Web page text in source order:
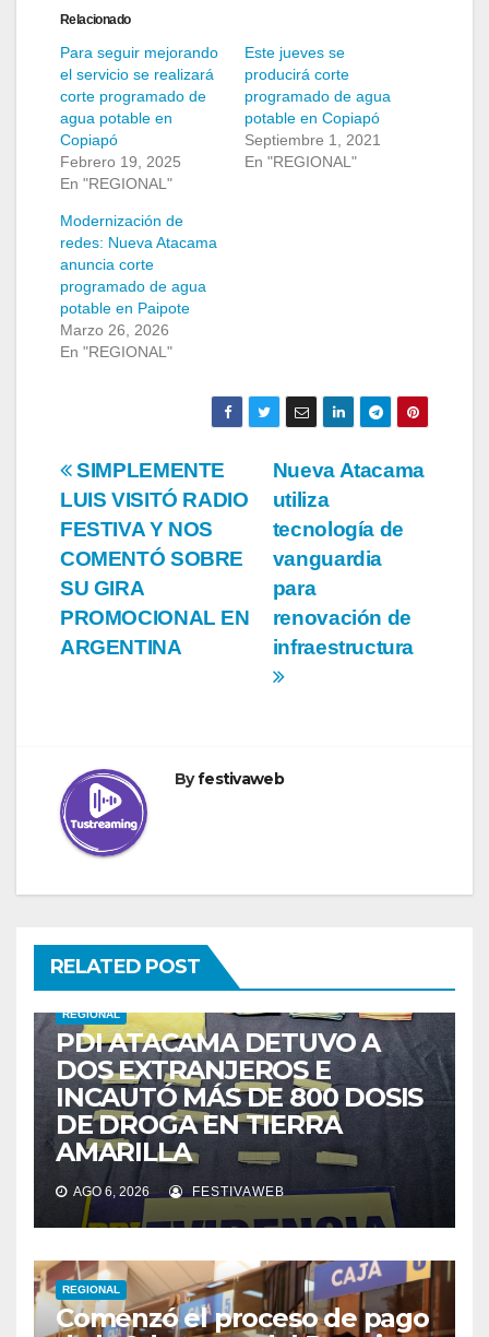
Relacionado
Para seguir mejorando
el servicio se realizará
corte programado de
agua potable en
Copiapó
Febrero 19, 2025
En "REGIONAL"
Este jueves se
producirá corte
programado de agua
potable en Copiapó
Septiembre 1, 2021
En "REGIONAL"
Modernización de
redes: Nueva Atacama
anuncia corte
programado de agua
potable en Paipote
Marzo 26, 2026
En "REGIONAL"
Navegación
de
entradas
Nueva Atacama
utiliza
tecnología de
vanguardia
para
renovación de
infraestructura
SIMPLEMENTE
LUIS VISITÓ RADIO
FESTIVA Y NOS
COMENTÓ SOBRE
SU GIRA
PROMOCIONAL EN
ARGENTINA
Byfestivaweb
RELATED POST
REGIONAL
PDI ATACAMA DETUVO A
DOS EXTRANJEROS E
INCAUTÓ MÁS DE 800 DOSIS
DE DROGA EN TIERRA
AMARILLA
AGO 6, 2026 FESTIVAWEB
REGIONAL
Comenzó el proceso de pago